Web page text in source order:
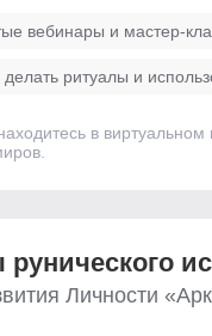
вебинары и мастер-
ритуалы и
в
Личности